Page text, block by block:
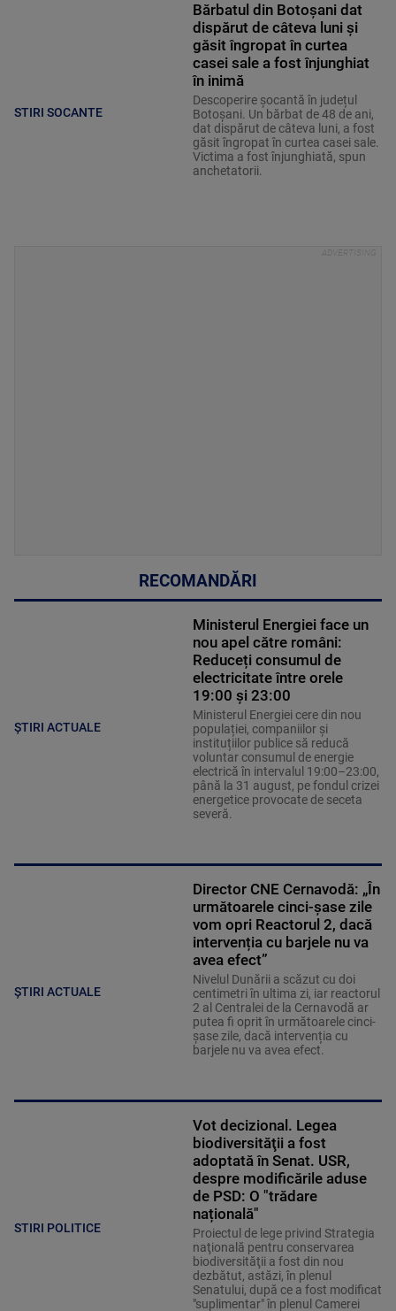
STIRI SOCANTE
Bărbatul din Botoșani dat
dispărut de câteva luni și
găsit îngropat în curtea
casei sale a fost înjunghiat
în inimă
Descoperire șocantă în județul
Botoșani. Un bărbat de 48 de ani,
dat dispărut de câteva luni, a fost
găsit îngropat în curtea casei sale.
Victima a fost înjunghiată, spun
anchetatorii.
RECOMANDĂRI
ȘTIRI ACTUALE
Ministerul Energiei face un
nou apel către români:
Reduceți consumul de
electricitate între orele
19:00 și 23:00
Ministerul Energiei cere din nou
populației, companiilor și
instituțiilor publice să reducă
voluntar consumul de energie
electrică în intervalul 19:00–23:00,
până la 31 august, pe fondul crizei
energetice provocate de seceta
severă.
ȘTIRI ACTUALE
Director CNE Cernavodă: „În
următoarele cinci-șase zile
vom opri Reactorul 2, dacă
intervenția cu barjele nu va
avea efect”
Nivelul Dunării a scăzut cu doi
centimetri în ultima zi, iar reactorul
2 al Centralei de la Cernavodă ar
putea fi oprit în următoarele cinci-
șase zile, dacă intervenția cu
barjele nu va avea efect.
STIRI POLITICE
Vot decizional. Legea
biodiversităţii a fost
adoptată în Senat. USR,
despre modificările aduse
de PSD: O "trădare
națională"
Proiectul de lege privind Strategia
naţională pentru conservarea
biodiversităţii a fost din nou
dezbătut, astăzi, în plenul
Senatului, după ce a fost modificat
"suplimentar" în plenul Camerei